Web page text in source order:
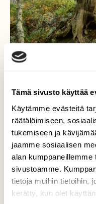
Tämä sivusto käyttää
Käytämme evästeitä
räätälöimiseen,
tukemiseen ja
jaamme sosiaalisen
alan
sivustoamme.
tietoja muihin tietoihin,
kerätty, kun olet
Olipa
Teho
Nurmeksen
mitä siellä on
jäänyt jyrkkiin
ole niitä